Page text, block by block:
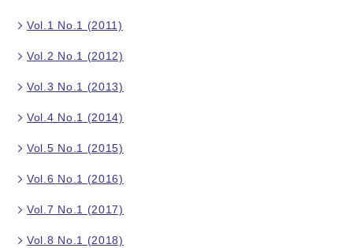
Vol.1 No.1 (2011)
Vol.2 No.1 (2012)
Vol.3 No.1 (2013)
Vol.4 No.1 (2014)
Vol.5 No.1 (2015)
Vol.6 No.1 (2016)
Vol.7 No.1 (2017)
Vol.8 No.1 (2018)